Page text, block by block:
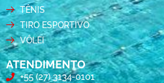
TÊNIS
TIRO ESPORTIVO
VÔLEI
ATENDIMENTO
+55 (27) 3134-0101